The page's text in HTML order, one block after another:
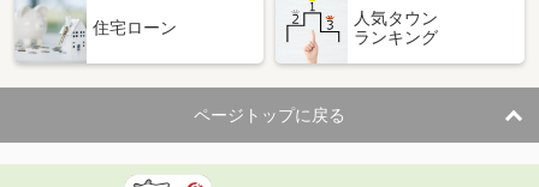
住宅ローン
人気タウン
ランキング
ページトップに戻る